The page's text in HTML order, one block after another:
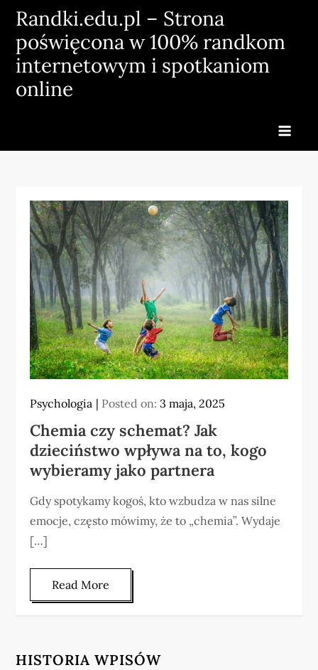
Skip
content
Randki.edu.pl – Strona
poświęcona w 100% randkom
internetowym i spotkaniom
online
Psychologia Posted on:3 maja, 2025
Chemia czy schemat? Jak
dzieciństwo wpływa na to, kogo
wybieramy jako partnera
Gdy spotykamy kogoś, kto wzbudza w nas silne
emocje, często mówimy, że to „chemia”. Wydaje
[…]
Read More
HISTORIA WPISÓW